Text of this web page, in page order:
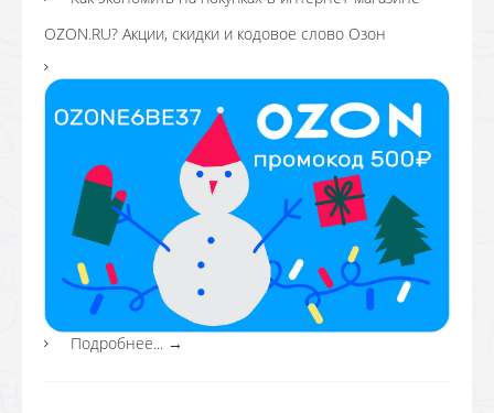
OZON.RU? Акции, скидки и кодовое слово Озон
Подробнее... →